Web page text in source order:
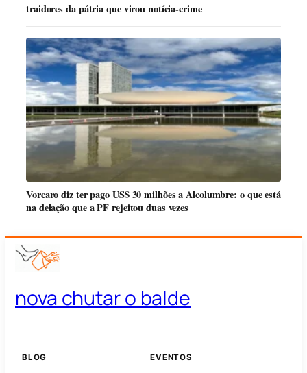
traidores da pátria que virou notícia-crime
Vorcaro diz ter pago US$ 30 milhões a Alcolumbre: o que está
na delação que a PF rejeitou duas vezes
nova chutar o balde
BLOG EVENTOS